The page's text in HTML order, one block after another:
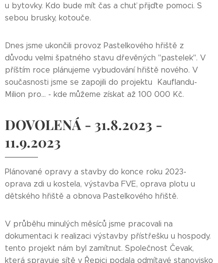
u bytovky. Kdo bude mít čas a chuť přijďte pomoci. S
sebou brusky, kotouče.
Dnes jsme ukončili provoz Pastelkového hřiště z
důvodu velmi špatného stavu dřevěných "pastelek". V
příštím roce plánujeme vybudování hřiště nového. V
současnosti jsme se zapojili do projektu Kauflandu-
Milion pro... - kde můžeme získat až 100 000 Kč.
DOVOLENÁ - 31.8.2023 -
11.9.2023
Plánované opravy a stavby do konce roku 2023-
oprava zdi u kostela, výstavba FVE, oprava plotu u
dětského hřiště a obnova Pastelkového hřiště.
V průběhu minulých měsíců jsme pracovali na
dokumentaci k realizaci výstavby přístřešku u hospody.
tento projekt nám byl zamítnut. Společnost Čevak,
která spravuje sítě v Řepici podala odmítavé stanovisko